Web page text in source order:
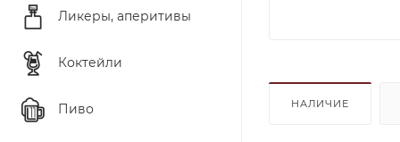
Ликеры, аперитивы
Коктейли
Пиво НАЛИЧИЕ